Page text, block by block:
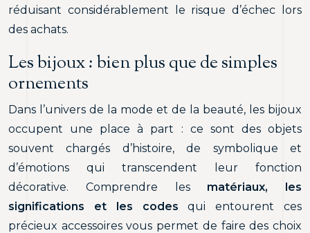
réduisant considérablement le risque d’échec lors
des achats.
Les bijoux : bien plus que de simples
ornements
Dans l’univers de la mode et de la beauté, les bijoux
occupent une place à part : ce sont des objets
souvent chargés d’histoire, de symbolique et
d’émotions qui transcendent leur fonction
décorative. Comprendre les matériaux, les
significations et les codes qui entourent ces
précieux accessoires vous permet de faire des choix